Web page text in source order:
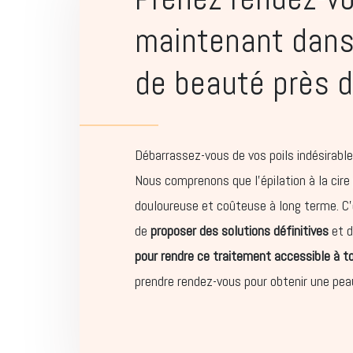
maintenant
de beauté près
Débarrassez-vous de vos poils
Nous comprenons que l’épilation à la
douloureuse et coûteuse à long terme.
de proposer des solutions définitiveset
pour rendre ce traitement accessible à
prendre rendez-vous pour obtenir une